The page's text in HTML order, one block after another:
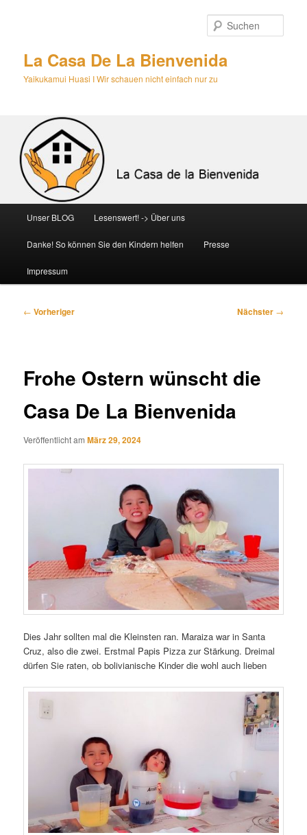
La Casa De La Bienvenida
Yaikukamui Huasi I Wir schauen nicht einfach nur zu
Unser BLOG Lesenswert! -> Über uns
Danke! So können Sie den Kindern helfen Presse
Impressum
Beitragsnavigation
← Vorheriger Nächster →
Frohe Ostern wünscht die
Casa De La Bienvenida
Veröffentlicht amMärz 29, 2024
Dies Jahr sollten mal die Kleinsten ran. Maraiza war in Santa
Cruz, also die zwei. Erstmal Papis Pizza zur Stärkung. Dreimal
dürfen Sie raten, ob bolivianische Kinder die wohl auch lieben